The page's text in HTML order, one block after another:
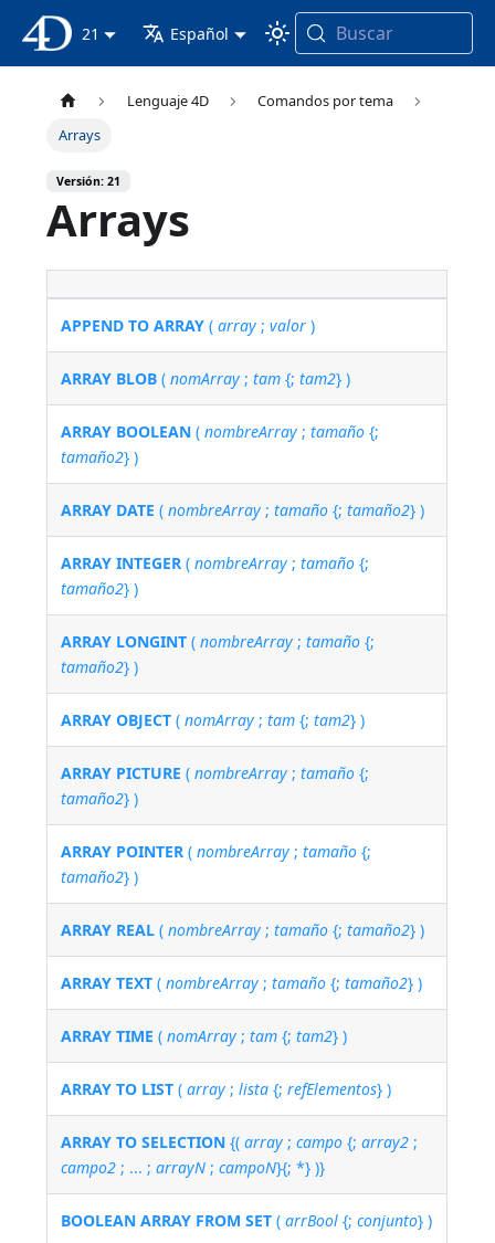
Documentación 4D
21 Español Buscar
Lenguaje 4D
Comandos por tema
Arrays
Versión: 21
Arrays
APPEND TO ARRAY (array ;valor )
ARRAY BLOB (nomArray ;tam {;tam2} )
ARRAY BOOLEAN (nombreArray ;tamaño {;
tamaño2} )
ARRAY DATE (nombreArray ;tamaño {;tamaño2} )
ARRAY INTEGER (nombreArray ;tamaño {;
tamaño2} )
ARRAY LONGINT (nombreArray ;tamaño {;
tamaño2} )
ARRAY OBJECT (nomArray ;tam {;tam2} )
ARRAY PICTURE (nombreArray ;tamaño {;
tamaño2} )
ARRAY POINTER (nombreArray ;tamaño {;
tamaño2} )
ARRAY REAL (nombreArray ;tamaño {;tamaño2} )
ARRAY TEXT (nombreArray ;tamaño {;tamaño2} )
ARRAY TIME (nomArray ;tam {;tam2} )
ARRAY TO LIST (array ;lista {;refElementos} )
ARRAY TO SELECTION {(array ;campo {;array2 ;
campo2 ; ... ;arrayN ;campoN}{; *} )}
BOOLEAN ARRAY FROM SET (arrBool {;conjunto} )